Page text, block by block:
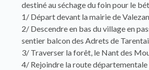
destiné au séchage du foin pour le
1/ Départ devant la mairie de Valezan.
2/ Descendre en bas du village en
sentier balcon des Adrets de
3/ Traverser la forêt, le Nant des
4/ Rejoindre la route